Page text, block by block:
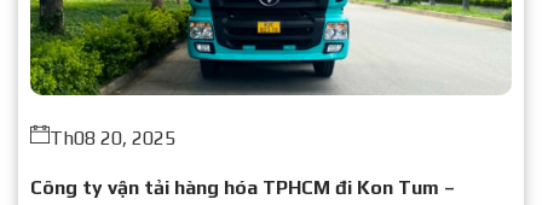
Th08 20, 2025
Công ty vận tải hàng hóa TPHCM đi Kon Tum –